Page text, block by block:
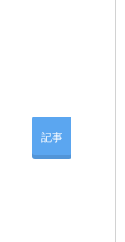
記事